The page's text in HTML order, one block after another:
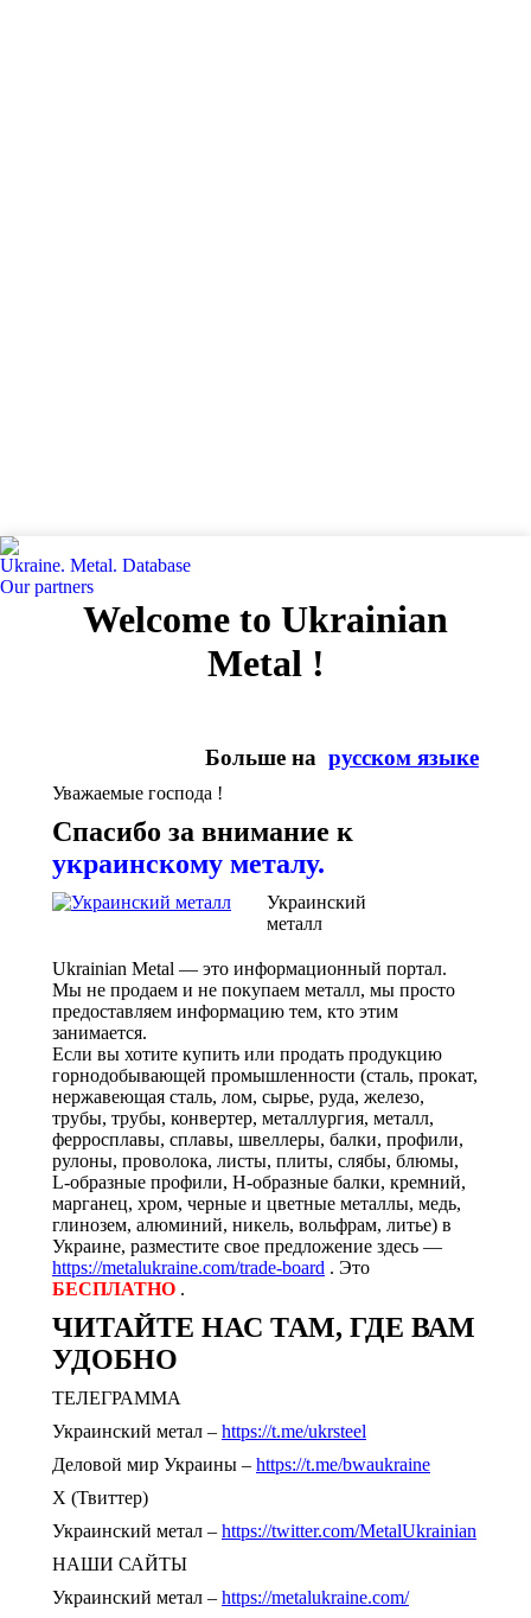
Ukraine. Metal. Database
Our partners
Welcome to Ukrainian
Metal !
Больше на русском языке
Уважаемые господа !
Спасибо за внимание к
украинскому металу.
Украинский
металл
Ukrainian Metal — это информационный портал.
Мы не продаем и не покупаем металл, мы просто
предоставляем информацию тем, кто этим
занимается.
Если вы хотите купить или продать продукцию
горнодобывающей промышленности (сталь, прокат,
нержавеющая сталь, лом, сырье, руда, железо,
трубы, трубы, конвертер, металлургия, металл,
ферросплавы, сплавы, швеллеры, балки, профили,
рулоны, проволока, листы, плиты, слябы, блюмы,
L-образные профили, H-образные балки, кремний,
марганец, хром, черные и цветные металлы, медь,
глинозем, алюминий, никель, вольфрам, литье) в
Украине, разместите свое предложение здесь —
https://metalukraine.com/trade-board . Это
БЕСПЛАТНО .
ЧИТАЙТЕ НАС ТАМ, ГДЕ ВАМ
УДОБНО
ТЕЛЕГРАММА
Украинский метал – https://t.me/ukrsteel
Деловой мир Украины – https://t.me/bwaukraine
Х (Твиттер)
Украинский метал – https://twitter.com/MetalUkrainian
НАШИ САЙТЫ
Украинский метал – https://metalukraine.com/